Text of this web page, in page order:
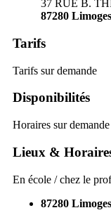
37 RUE B.
87280 Limoges
Tarifs
Tarifs sur demande
Disponibilités
Horaires sur demande
Lieux &
En école / chez le prof
87280 Limoges